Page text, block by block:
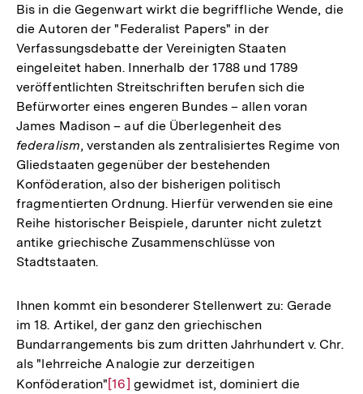
Bis in die Gegenwart wirkt die begriffliche Wende, die
die Autoren der "Federalist Papers" in der
Verfassungsdebatte der Vereinigten Staaten
eingeleitet haben. Innerhalb der 1788 und 1789
veröffentlichten Streitschriften berufen sich die
Befürworter eines engeren Bundes – allen voran
James Madison – auf die Überlegenheit des
federalism, verstanden als zentralisiertes Regime von
Gliedstaaten gegenüber der bestehenden
Konföderation, also der bisherigen politisch
fragmentierten Ordnung. Hierfür verwenden sie eine
Reihe historischer Beispiele, darunter nicht zuletzt
antike griechische Zusammenschlüsse von
Stadtstaaten.
Ihnen kommt ein besonderer Stellenwert zu: Gerade
im 18. Artikel, der ganz den griechischen
Bundarrangements bis zum dritten Jahrhundert v. Chr.
als "lehrreiche Analogie zur derzeitigen
Konföderation"Zur
[16] gewidmet ist, dominiert die